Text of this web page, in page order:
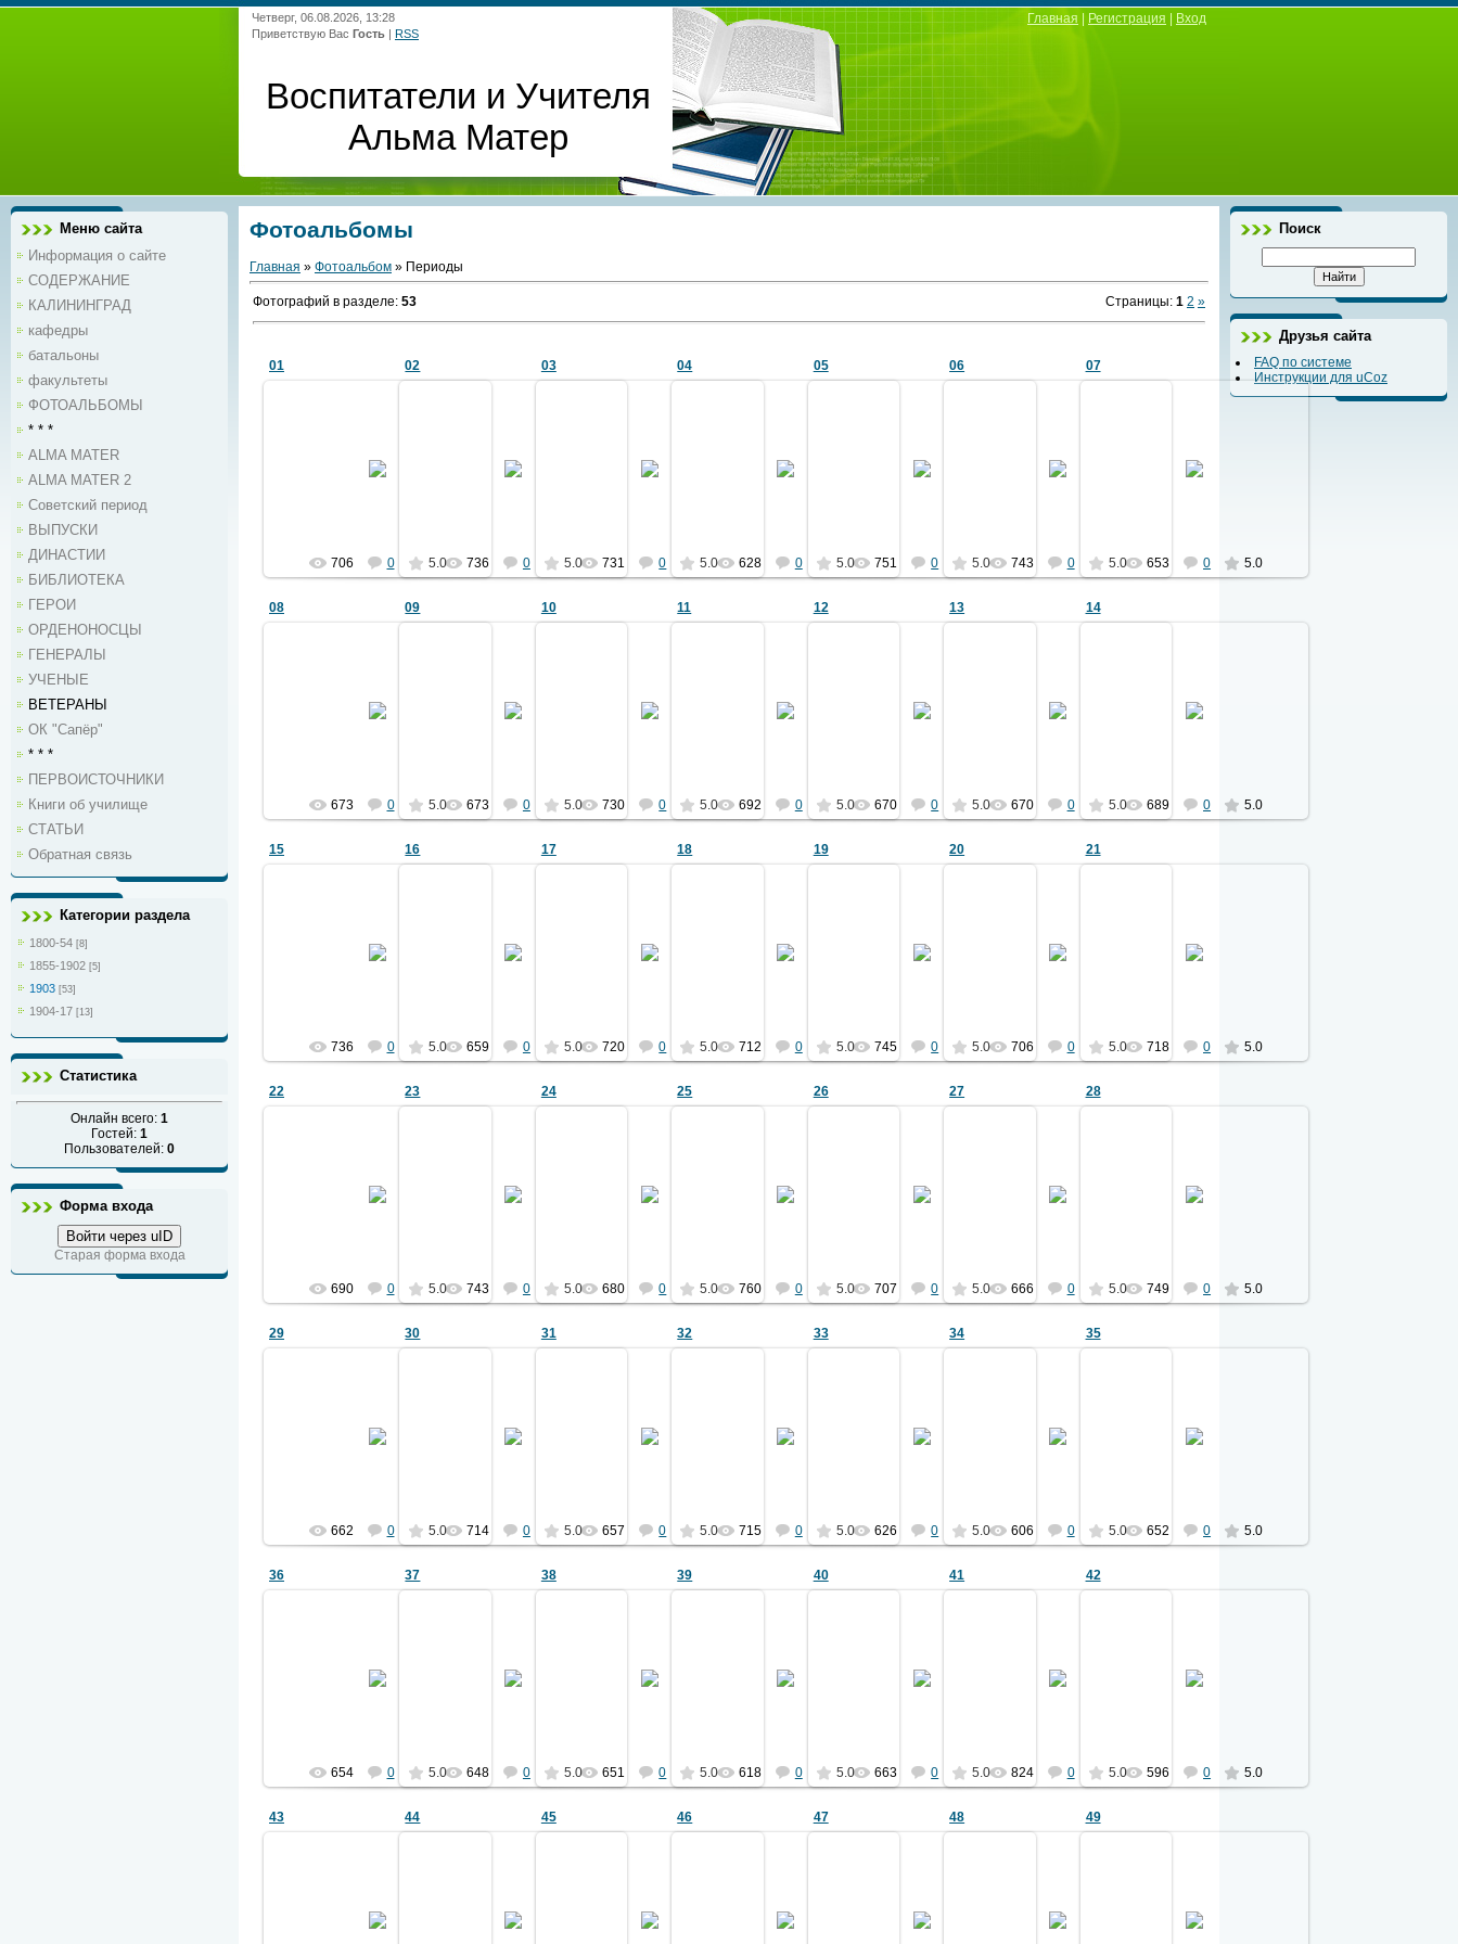
Четверг, 06.08.2026, 13:28
Приветствую Вас Гость | RSS
Воспитатели и Учителя
Альма Матер
Главная Регистрация Вход
Меню сайта
Информация о сайте
СОДЕРЖАНИЕ
КАЛИНИНГРАД
кафедры
батальоны
факультеты
ФОТОАЛЬБОМЫ
* * *
ALMA MATER
ALMA MATER 2
Советский период
ВЫПУСКИ
ДИНАСТИИ
БИБЛИОТЕКА
ГЕРОИ
ОРДЕНОНОСЦЫ
ГЕНЕРАЛЫ
УЧЕНЫЕ
ВЕТЕРАНЫ
ОК "Сапёр"
* * *
ПЕРВОИСТОЧНИКИ
Книги об училище
СТАТЬИ
Обратная связь
Категории раздела
1800-54 [8]
1855-1902 [5]
1903 [53]
1904-17 [13]
Статистика
Онлайн всего: 1
Гостей: 1
Пользователей: 0
Форма входа
Войти через uID
Старая форма входа
Фотоальбомы
Главная » Фотоальбом » Периоды
Фотографий в разделе: 53 Страницы: 1 2 »
01
Веремеев Ю.Г., выпускник 2 роты
706 0 5.0
02
из альбома 1903 года
см. ф.01
736 0 5.0
03
из альбома 1903 года
см. ф.01
731 0 5.0
04
из альбома 1903 года
см. ф.01
628 0 5.0
05
из альбома 1903 года
см. ф.01
751 0 5.0
06
из альбома 1903 года
см. ф.01
743 0 5.0
07
из альбома 1903 года
см. ф.01
653 0 5.0
08
из альбома 1903 года
см. ф.01
673 0 5.0
09
из альбома 1903 года
см. ф.01
673 0 5.0
10
из альбома 1903 года
см. ф.01
730 0 5.0
11
из альбома 1903 года
см. ф.01
692 0 5.0
12
из альбома 1903 года
см. ф.01
670 0 5.0
13
из альбома 1903 года
см. ф.01
670 0 5.0
14
из альбома 1903 года
см. ф.01
689 0 5.0
15
из альбома 1903 года
см. ф.01
736 0 5.0
16
из альбома 1903 года
см. ф.01
659 0 5.0
17
из альбома 1903 года
см. ф.01
720 0 5.0
18
из альбома 1903 года
см. ф.01
712 0 5.0
19
из альбома 1903 года
см. ф.01
745 0 5.0
20
из альбома 1903 года
см. ф.01
706 0 5.0
21
из альбома 1903 года
см. ф.01
718 0 5.0
22
из альбома 1903 года
см. ф.01
690 0 5.0
23
из альбома 1903 года
см. ф.01
743 0 5.0
24
из альбома 1903 года
см. ф.01
680 0 5.0
25
из альбома 1903 года
см. ф.01
760 0 5.0
26
из альбома 1903 года
см. ф.01
707 0 5.0
27
из альбома 1903 года
см. ф.01
666 0 5.0
28
из альбома 1903 года
см. ф.01
749 0 5.0
29
из альбома 1903 года
см. ф.01
662 0 5.0
30
из альбома 1903 года
см. ф.01
714 0 5.0
31
из альбома 1903 года
см. ф.01
657 0 5.0
32
из альбома 1903 года
см. ф.01
715 0 5.0
33
из альбома 1903 года
см. ф.01
626 0 5.0
34
из альбома 1903 года
см. ф.01
606 0 5.0
35
из альбома 1903 года
см. ф.01
652 0 5.0
36
из альбома 1903 года
см. ф.01
654 0 5.0
37
из альбома 1903 года
см. ф.01
648 0 5.0
38
из альбома 1903 года
см. ф.01
651 0 5.0
39
из альбома 1903 года
см. ф.01
618 0 5.0
40
из альбома 1903 года
см. ф.01
663 0 5.0
41
из альбома 1903 года
см. ф.01
824 0 5.0
42
из альбома 1903 года
см. ф.01
596 0 5.0
43
из альбома 1903 года
см. ф.01
44
из альбома 1903 года
см. ф.01
45
из альбома 1903 года
см. ф.01
46
из альбома 1903 года
см. ф.01
47
из альбома 1903 года
см. ф.01
48
из альбома 1903 года
см. ф.01
49
из альбома 1903 года
см. ф.01
Поиск
Друзья сайта
FAQ по системе
Инструкции для uCoz